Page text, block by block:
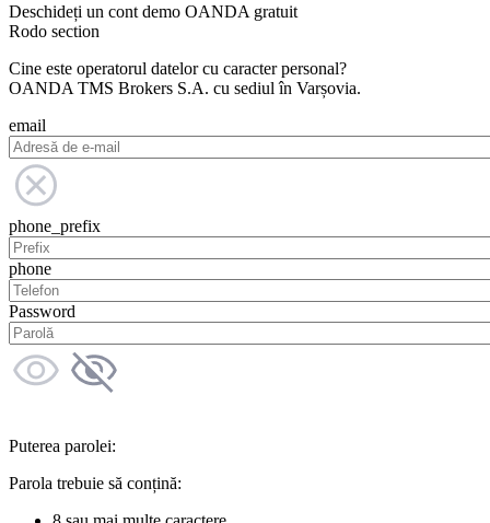
Deschideți un cont demo OANDA gratuit
Rodo section
Cine este operatorul datelor cu caracter personal?
OANDA TMS Brokers S.A. cu sediul în Varșovia.
email
phone_prefix
phone
Password
Puterea parolei:
Parola trebuie să conțină: